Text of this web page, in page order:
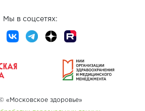
Мы в соцсетях:
«Московское здоровье»